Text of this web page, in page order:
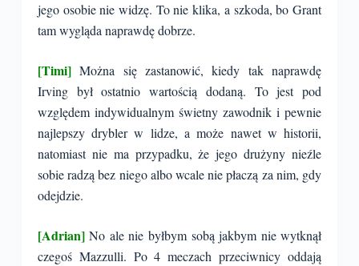
jego osobie nie widzę. To nie klika, a szkoda, bo Grant
tam wygląda naprawdę dobrze.
[Timi] Można się zastanowić, kiedy tak naprawdę
Irving był ostatnio wartością dodaną. To jest pod
względem indywidualnym świetny zawodnik i pewnie
najlepszy drybler w lidze, a może nawet w historii,
natomiast nie ma przypadku, że jego drużyny nieźle
sobie radzą bez niego albo wcale nie płaczą za nim, gdy
odejdzie.
[Adrian] No ale nie byłbym sobą jakbym nie wytknął
czegoś Mazzulli. Po 4 meczach przeciwnicy oddają